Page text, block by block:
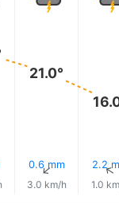
21.0°
0.6 mm
↑
3.0 km/h
2.2↑
1.0